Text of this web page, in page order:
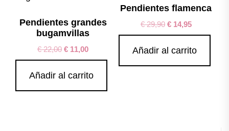
Pendientes grandes
bugamvillas
€22,00 € 11,00
Añadir al carrito
Pendientes flamenca
€29,90 €14,95
Añadir al carrito